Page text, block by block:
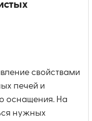
свойствами
печей и
оснащения. На
нужных